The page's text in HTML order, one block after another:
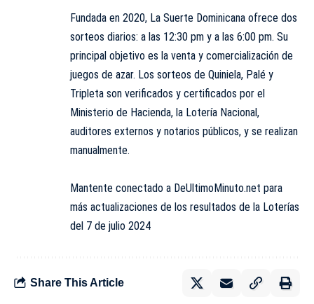
Fundada en 2020, La Suerte Dominicana ofrece dos
sorteos diarios: a las 12:30 pm y a las 6:00 pm. Su
principal objetivo es la venta y comercialización de
juegos de azar. Los sorteos de Quiniela, Palé y
Tripleta son verificados y certificados por el
Ministerio de Hacienda, la Lotería Nacional,
auditores externos y notarios públicos, y se realizan
manualmente.
Mantente conectado a DeUltimoMinuto.net para
más actualizaciones de los resultados de la Loterías
del 7 de julio 2024
Share This Article